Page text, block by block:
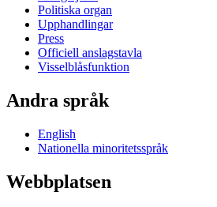
Politiska organ
Upphandlingar
Press
Officiell anslagstavla
Visselblåsfunktion
Andra språk
English
Nationella minoritetsspråk
Webbplatsen